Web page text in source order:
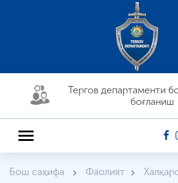
Тергов департaменти
боғланиш
Бош саҳифа Фаолият